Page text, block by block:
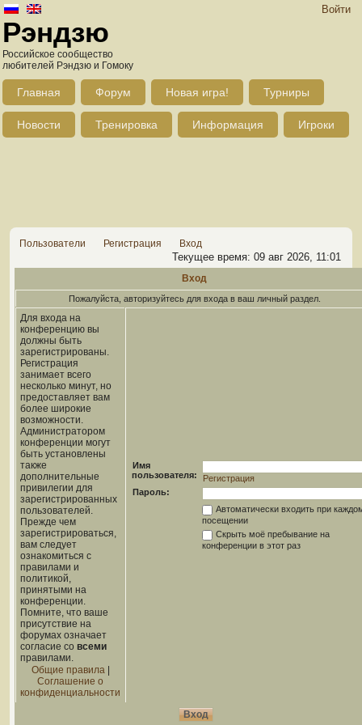
Войти
Рэндзю
Российское сообщество
любителей Рэндзю и Гомоку
Главная Форум Новая игра! Турниры
Новости Тренировка Информация Игроки
Пользователи Регистрация Вход
Текущее время: 09 авг 2026, 11:01
Вход
Пожалуйста, авторизуйтесь для входа в ваш личный раздел.
Для входа на
конференцию вы
должны быть
зарегистрированы.
Регистрация
занимает всего
несколько минут, но
предоставляет вам
более широкие
возможности.
Администратором
конференции могут
быть установлены
также
дополнительные
привилегии для
зарегистрированных
пользователей.
Прежде чем
зарегистрироваться,
вам следует
ознакомиться с
правилами и
политикой,
принятыми на
конференции.
Помните, что ваше
присутствие на
форумах означает
согласие со всеми
правилами.
Общие правила|
Соглашение о
конфиденциальности
Имя
пользователя:
Регистрация
Пароль:
Автоматически входить при
посещении
Скрыть моё пребывание на
конференции в этот раз